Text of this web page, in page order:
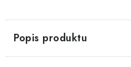
Popis produktu